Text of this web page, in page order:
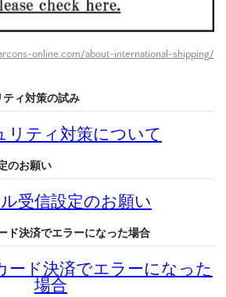
online.com/about-international-shipping/
ィ対策の試み
リティ対策について
のお願い
受信設定のお願い
ド決済でエラーになった場合
ード決済でエラーになった
場合